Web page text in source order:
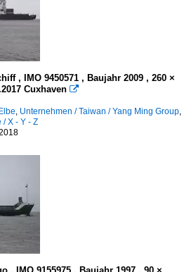
, IMO 9450571 , Baujahr 2009 , 260 ×
Cuxhaven 
Unternehmen / Taiwan / Yang Ming Group
X - Y - Z
, IMO 9155975 , Baujahr 1997 , 90 ×